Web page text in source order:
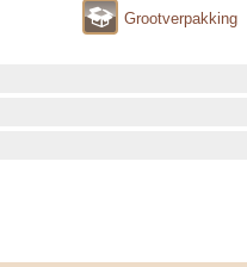
Grootverpakking